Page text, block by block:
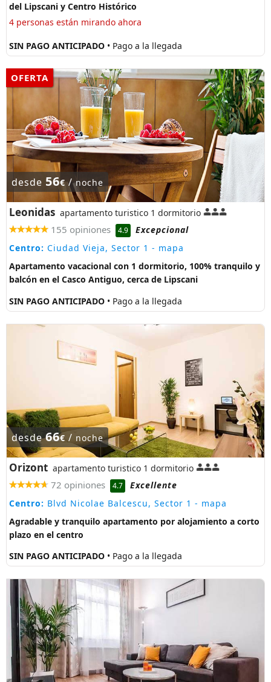
del Lipscani y Centro Histórico
4 personas están mirando ahora
SIN PAGO ANTICIPADO • Pago a la llegada
OFERTA
desde 56€/noche
Leonidas apartamento turistico 1 dormitorio
155 opiniones 4.9
Excepcional
Centro: Ciudad Vieja, Sector 1 - mapa
Apartamento vacacional con 1 dormitorio, 100% tranquilo y
balcón en el Casco Antiguo, cerca de Lipscani
SIN PAGO ANTICIPADO • Pago a la llegada
desde66€ / noche
Orizont apartamento turistico 1 dormitorio
72 opiniones 4.7
Excellente
Centro: Blvd Nicolae Balcescu, Sector 1 - mapa
Agradable y tranquilo apartamento por alojamiento a corto
plazo en el centro
SIN PAGO ANTICIPADO • Pago a la llegada